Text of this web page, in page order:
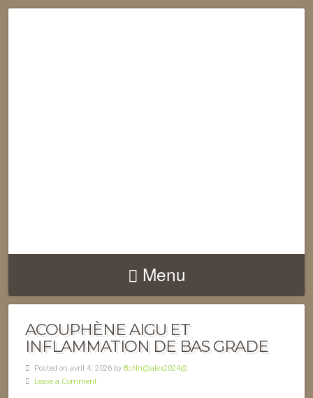
Menu
ACOUPHÈNE AIGU ET
INFLAMMATION DE BAS GRADE
Posted on avril 4, 2026 by BsNn@alex2024@
Leave a Comment